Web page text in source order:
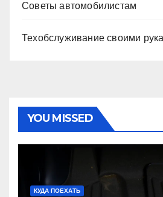
Советы автомобилистам
Техобслуживание своими
YOU MISSED
КУДА ПОЕХАТЬ